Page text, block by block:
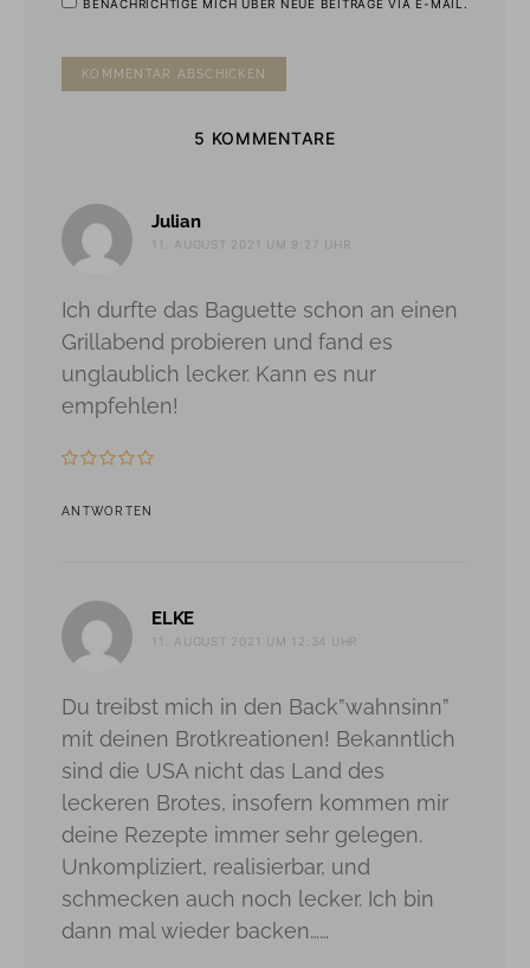
BENACHRICHTIGE MICH ÜBER NEUE BEITRÄGE VIA E-MAIL.
5 KOMMENTARE
Juliansagt:
11. AUGUST 2021 UM 9:27 UHR
Ich durfte das Baguette schon an einen
Grillabend probieren und fand es
unglaublich lecker. Kann es nur
empfehlen!
ANTWORTEN
ELKE
11. AUGUST 2021 UM 12:34 UHR
Du treibst mich in den Back”wahnsinn”
mit deinen Brotkreationen! Bekanntlich
sind die USA nicht das Land des
leckeren Brotes, insofern kommen mir
deine Rezepte immer sehr gelegen.
Unkompliziert, realisierbar, und
schmecken auch noch lecker. Ich bin
dann mal wieder backen……